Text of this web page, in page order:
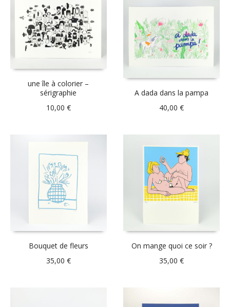
une île à colorier –
sérigraphie
10,00 €
A dada dans la pampa
40,00€
Bouquet de fleurs
35,00 €
On mange quoi ce soir ?
35,00€